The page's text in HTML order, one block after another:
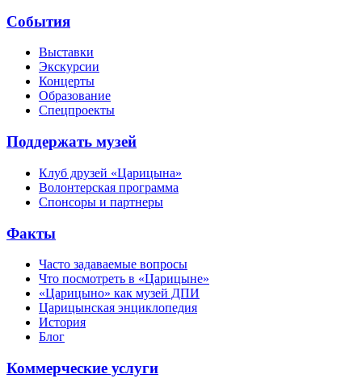
События
Выставки
Экскурсии
Концерты
Образование
Спецпроекты
Поддержать музей
Клуб друзей «Царицына»
Волонтерская программа
Спонсоры и партнеры
Факты
Часто задаваемые вопросы
Что посмотреть в «Царицыне»
«Царицыно» как музей ДПИ
Царицынская энциклопедия
История
Блог
Коммерческие услуги